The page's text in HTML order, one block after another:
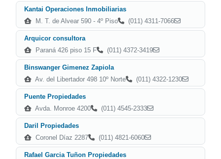
Kantai Operaciones Inmobiliarias
M. T. de Alvear 590 - 4º Piso
(011) 4311-7066
Arquicor consultora
Paraná 426 piso 15 F
(011) 4372-3419
Binswanger Gimenez Zapiola
Av. del Libertador 498 10º Norte
(011) 4322-1230
Puente Propiedades
Avda. Monroe 4200
(011) 4545-2333
Daril Propiedades
Coronel Díaz 2287
(011) 4821-6060
Rafael Garcia Tuñon Propiedades